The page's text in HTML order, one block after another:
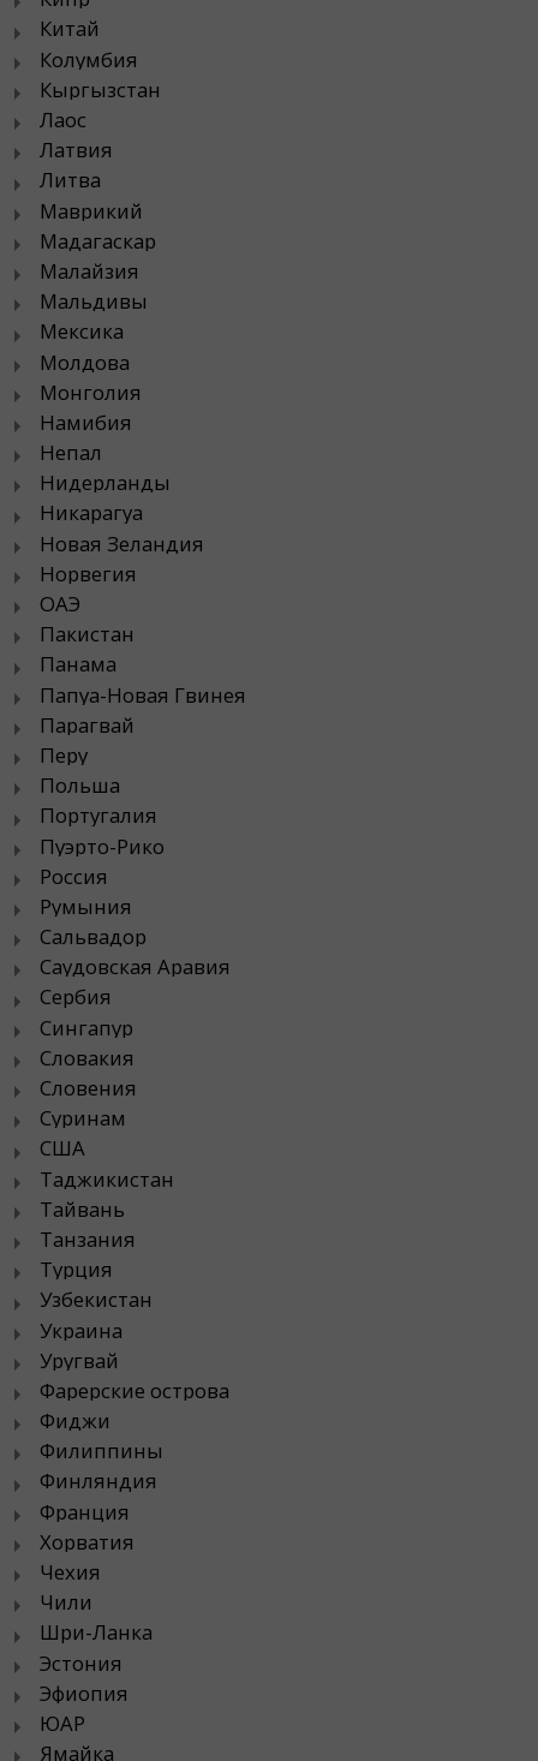
Китай
Колумбия
Кыргызстан
Лаос
Латвия
Литва
Маврикий
Мадагаскар
Малайзия
Мальдивы
Мексика
Молдова
Монголия
Намибия
Непал
Нидерланды
Никарагуа
Новая Зеландия
Норвегия
ОАЭ
Пакистан
Панама
Папуа-Новая Гвинея
Парагвай
Перу
Польша
Португалия
Пуэрто-Рико
Россия
Румыния
Сальвадор
Саудовская Аравия
Сербия
Сингапур
Словакия
Словения
Суринам
США
Таджикистан
Тайвань
Танзания
Турция
Узбекистан
Украина
Уругвай
Фарерские острова
Фиджи
Филиппины
Финляндия
Франция
Хорватия
Чехия
Чили
Шри-Ланка
Эстония
Эфиопия
ЮАР
Ямайка